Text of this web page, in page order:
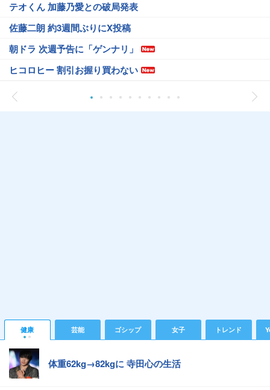
テオくん 加藤乃愛との破局発表
佐藤二朗 約3週間ぶりにX投稿
朝ドラ 次週予告に「ゲンナリ」
ヒコロヒー 割引お握り買わない
健康 芸能 ゴシップ 女子 トレンド
体重62kg→82kgに 寺田心の生活